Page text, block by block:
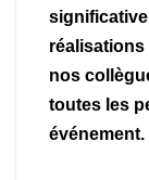
réalisations
nos
toutes les
événement.